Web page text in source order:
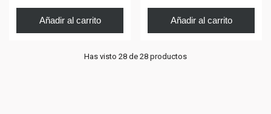
Añadir al carrito Añadir al carrito
Has visto 28 de 28 productos